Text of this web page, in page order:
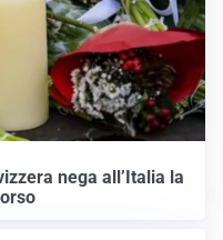
nega all’Italia la